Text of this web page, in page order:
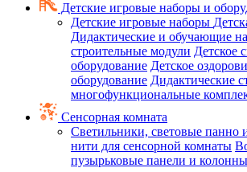
Детские игровые наборы и
Детские игровые наборы
Дидактические и обучающие
строительные модули Детское
оборудование Детское
оборудование Дидактические
многофункциональные
Сенсорная комната
Светильники, световые панно
нити для сенсорной комнаты
пузырьковые панели и колонны